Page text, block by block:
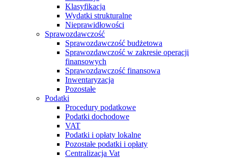
Klasyfikacja
Wydatki strukturalne
Nieprawidłowości
Sprawozdawczość
Sprawozdawczość budżetowa
Sprawozdawczość w zakresie operacji
finansowych
Sprawozdawczość finansowa
Inwentaryzacja
Pozostałe
Podatki
Procedury podatkowe
Podatki dochodowe
VAT
Podatki i opłaty lokalne
Pozostałe podatki i opłaty
Centralizacja Vat